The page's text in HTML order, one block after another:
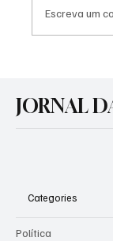
Escreva um
JORNAL
Categories
Política